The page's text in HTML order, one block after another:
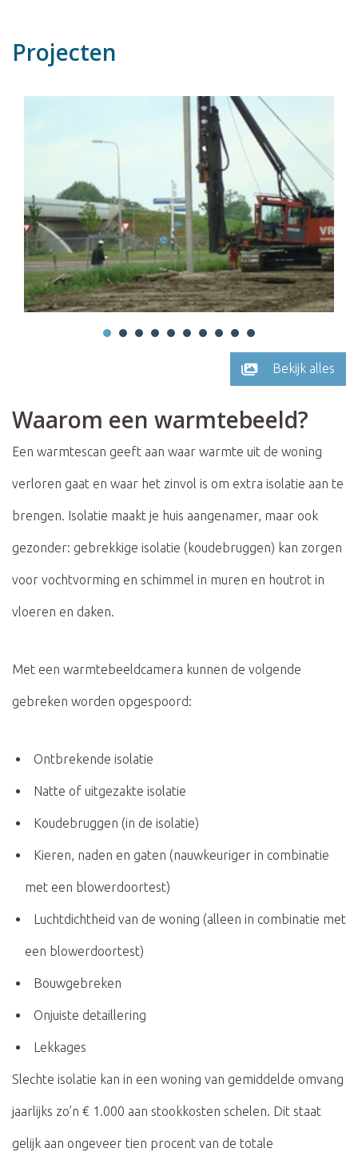
Projecten
Bekijk alles
Waarom een warmtebeeld?
Een warmtescan geeft aan waar warmte uit de woning
verloren gaat en waar het zinvol is om extra isolatie aan te
brengen. Isolatie maakt je huis aangenamer, maar ook
gezonder: gebrekkige isolatie (koudebruggen) kan zorgen
voor vochtvorming en schimmel in muren en houtrot in
vloeren en daken.
Met een warmtebeeldcamera kunnen de volgende
gebreken worden opgespoord:
Ontbrekende isolatie
Natte of uitgezakte isolatie
Koudebruggen (in de isolatie)
Kieren, naden en gaten (nauwkeuriger in combinatie
met een blowerdoortest)
Luchtdichtheid van de woning (alleen in combinatie met
een blowerdoortest)
Bouwgebreken
Onjuiste detaillering
Lekkages
Slechte isolatie kan in een woning van gemiddelde omvang
jaarlijks zo’n € 1.000 aan stookkosten schelen. Dit staat
gelijk aan ongeveer tien procent van de totale